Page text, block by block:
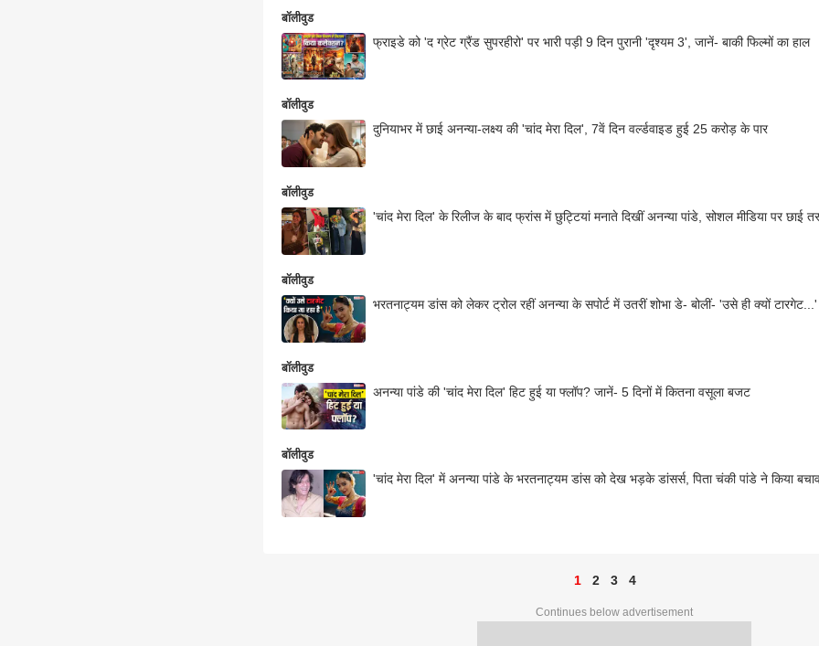
बॉलीवुड
फ्राइडे को 'द ग्रेट ग्रैंड सुपरहीरो' पर भारी पड़ी 9 दिन पुरानी 'दृश्यम 3', जानें- बाकी फिल्मों का हाल
बॉलीवुड
दुनियाभर में छाई अनन्या-लक्ष्य की 'चांद मेरा दिल', 7वें दिन वर्ल्डवाइड हुई 25 करोड़ के पार
बॉलीवुड
'चांद मेरा दिल' के रिलीज के बाद फ्रांस में छुट्टियां मनाते दिखीं अनन्या पांडे, सोशल मीडिया पर छाई
बॉलीवुड
भरतनाट्यम डांस को लेकर ट्रोल रहीं अनन्या के सपोर्ट में उतरीं शोभा डे- बोलीं- 'उसे ही क्यों टारगेट...'
बॉलीवुड
अनन्या पांडे की 'चांद मेरा दिल' हिट हुई या फ्लॉप? जानें- 5 दिनों में कितना वसूला बजट
बॉलीवुड
'चांद मेरा दिल' में अनन्या पांडे के भरतनाट्यम डांस को देख भड़के डांसर्स, पिता चंकी पांडे ने किया
1 2 3 4
Continues below advertisement